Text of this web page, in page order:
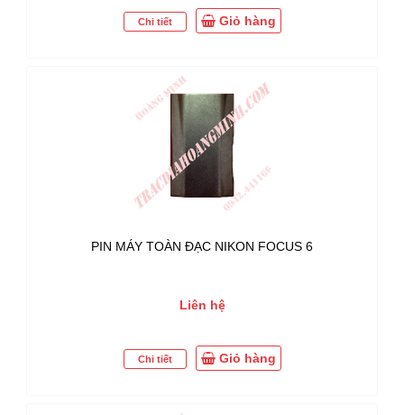
Chi tiết Giỏ hàng
PIN MÁY TOÀN ĐẠC NIKON FOCUS 6
Liên hệ
Chi tiết Giỏ hàng